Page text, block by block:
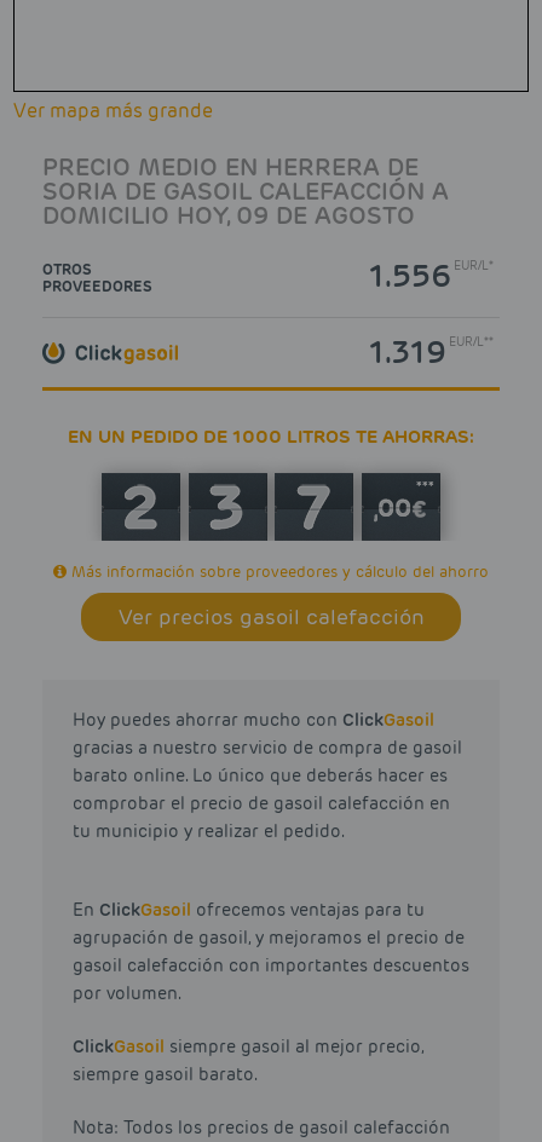
Ver mapa más grande
PRECIO MEDIO EN HERRERA DE
SORIA DE GASOIL CALEFACCIÓN A
DOMICILIO HOY, 09 DE AGOSTO
OTROS
PROVEEDORES
1.556EUR/L*
1.319EUR/L**
EN UN PEDIDO DE 1000 LITROS TE AHORRAS:
***
Más información sobre proveedores y cálculo del ahorro
Ver precios gasoil calefacción
Hoy puedes ahorrar mucho con ClickGasoil
gracias a nuestro servicio de compra de gasoil
barato online. Lo único que deberás hacer es
comprobar el precio de gasoil calefacción en
tu municipio y realizar el pedido.
En ClickGasoil ofrecemos ventajas para tu
agrupación de gasoil, y mejoramos el precio de
gasoil calefacción con importantes descuentos
por volumen.
ClickGasoil siempre gasoil al mejor precio,
siempre gasoil barato.
Nota: Todos los precios de gasoil calefacción